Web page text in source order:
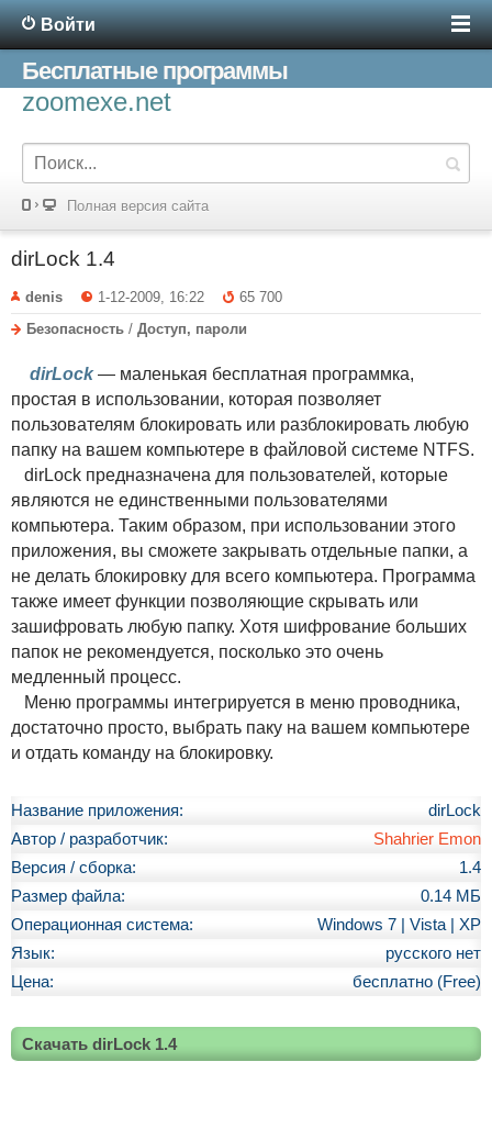
Войти
Бесплатные программы
zoomexe.net
Полная версия сайта
dirLock 1.4
denis 1-12-2009, 16:22
65 700
Безопасность / Доступ, пароли
dirLock— маленькая бесплатная программка,
простая в использовании, которая позволяет
пользователям блокировать или разблокировать любую
папку на вашем компьютере в файловой системе NTFS.
dirLock предназначена для пользователей, которые
являются не единственными пользователями
компьютера. Таким образом, при использовании этого
приложения, вы сможете закрывать отдельные папки, а
не делать блокировку для всего компьютера. Программа
также имеет функции позволяющие скрывать или
зашифровать любую папку. Хотя шифрование больших
папок не рекомендуется, посколько это очень
медленный процесс.
Меню программы интегрируется в меню проводника,
достаточно просто, выбрать паку на вашем компьютере
и отдать команду на блокировку.
Название приложения:
dirLock
Автор / разработчик:
Shahrier Emon
Версия / сборка:
1.4
Размер файла:
0.14 МБ
Операционная система:
Windows 7 | Vista | XP
Язык:
русского нет
Цена:
бесплатно (Free)
Скачать dirLock 1.4